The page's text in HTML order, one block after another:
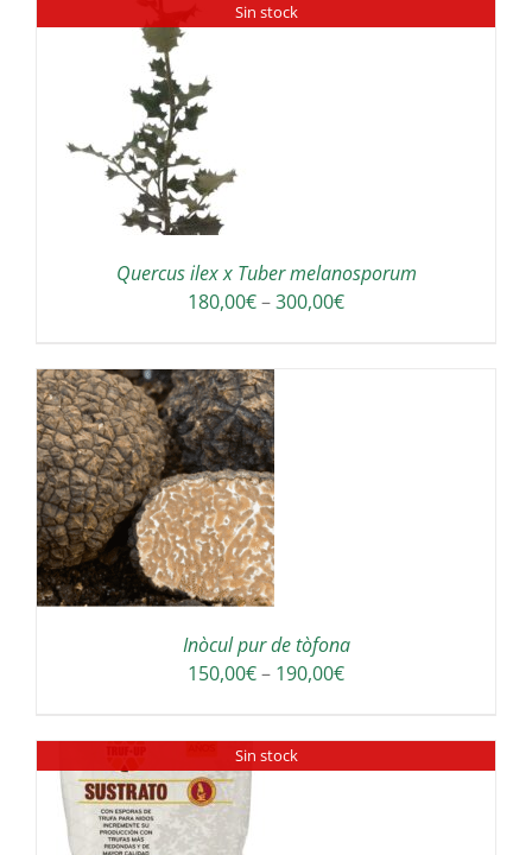
Sin stock
Quercus ilex x Tuber melanosporum
180,00€–300,00€Interval
Inòcul pur de tòfona
150,00€– 190,00€Interval
Sin stock